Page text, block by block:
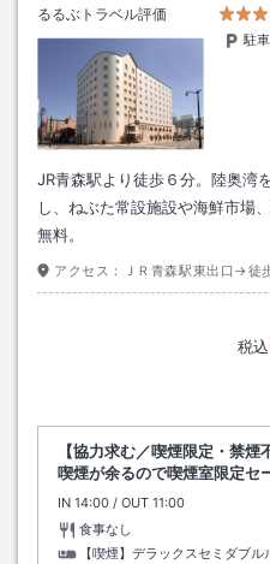
るるぶトラベル評価
駐
JR青森駅より徒歩６分。陸奥湾
し、ねぶた常設施設や海鮮市場
無料。
アクセス： ＪＲ青森駅東出口→徒
税込
【協力求む／喫煙限定・禁煙
喫煙が余るので喫煙室限定セ
IN チェックイン
14:00 / OUT チェックアウト
11:00
食事なし
【喫煙】デラックスセミダブル